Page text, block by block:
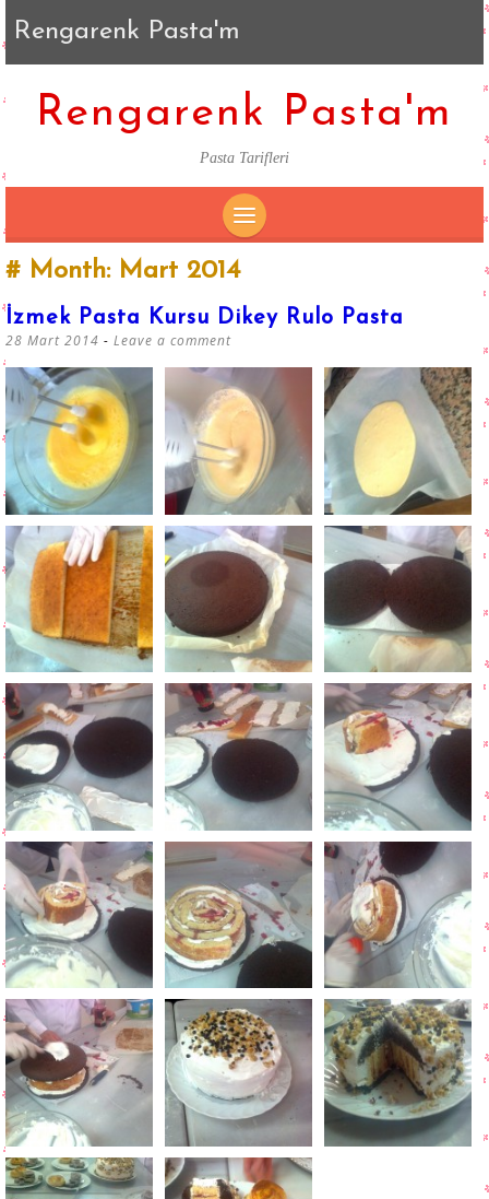
Rengarenk Pasta'm
Rengarenk Pasta'm
Pasta Tarifleri
CONTENT
Month: Mart 2014
İzmek Pasta Kursu Dikey Rulo Pasta
28 Mart 2014 Leave a comment